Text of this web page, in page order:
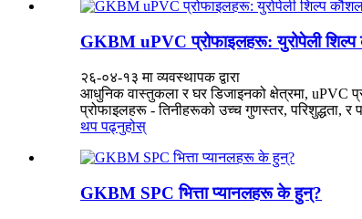
GKBM uPVC प्रोफाइलहरू: युरोपेली
२६-०४-१३ मा व्यवस्थापक द्वारा
आधुनिक वास्तुकला र घर डिजाइनको क्षेत्रमा, uPVC
प्रोफाइलहरू - तिनीहरूको उच्च गुणस्तर, परिशुद्धता, र
थप पढ्नुहोस्
GKBM SPC भित्ता प्यानलहरू के हुन्?